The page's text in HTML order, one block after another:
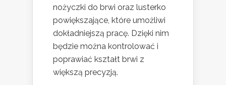
nożyczki do brwi oraz lusterko
powiększające, które umożliwi
dokładniejszą pracę. Dzięki nim
będzie można kontrolować i
poprawiać kształt brwi z
większą precyzją.